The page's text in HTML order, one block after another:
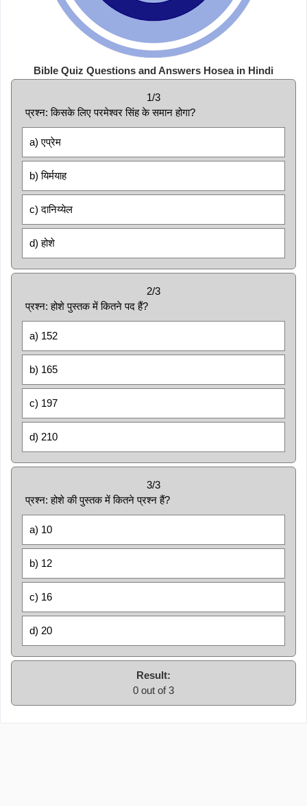
Bible Quiz Questions and Answers Hosea in Hindi
1/3
प्रश्न: किसके लिए परमेश्वर सिंह के समान होगा?
a) एप्रेम
b) यिर्मयाह
c) दानिय्येल
d) होशे
2/3
प्रश्न: होशे पुस्तक में कितने पद हैं?
a) 152
b) 165
c) 197
d) 210
3/3
प्रश्न: होशे की पुस्तक में कितने प्रश्न हैं?
a) 10
b) 12
c) 16
d) 20
Result:
0 out of 3